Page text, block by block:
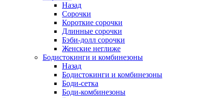
Назад
Сорочки
Короткие сорочки
Длинные сорочки
Бэби-долл сорочки
Женские неглиже
Бодистокинги и комбинезоны
Назад
Бодистокинги и комбинезоны
Боди-сетка
Боди-комбинезоны